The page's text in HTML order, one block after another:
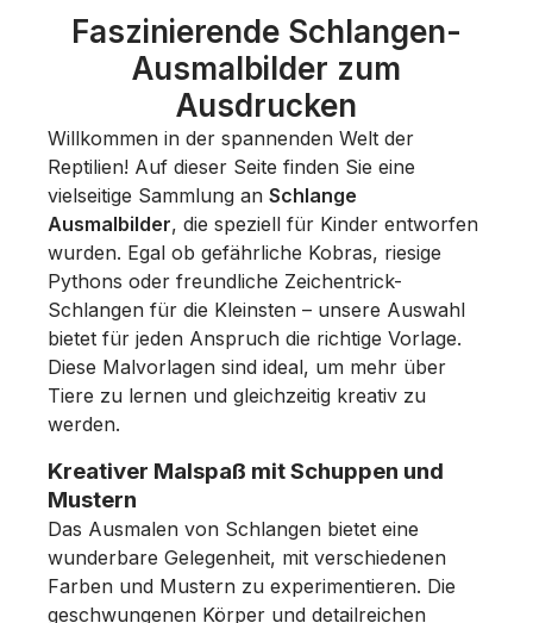
Faszinierende Schlangen-
Ausmalbilder zum
Ausdrucken
Willkommen in der spannenden Welt der
Reptilien! Auf dieser Seite finden Sie eine
vielseitige Sammlung an Schlange
Ausmalbilder, die speziell für Kinder entworfen
wurden. Egal ob gefährliche Kobras, riesige
Pythons oder freundliche Zeichentrick-
Schlangen für die Kleinsten – unsere Auswahl
bietet für jeden Anspruch die richtige Vorlage.
Diese Malvorlagen sind ideal, um mehr über
Tiere zu lernen und gleichzeitig kreativ zu
werden.
Kreativer Malspaß mit Schuppen und
Mustern
Das Ausmalen von Schlangen bietet eine
wunderbare Gelegenheit, mit verschiedenen
Farben und Mustern zu experimentieren. Die
geschwungenen Körper und detailreichen